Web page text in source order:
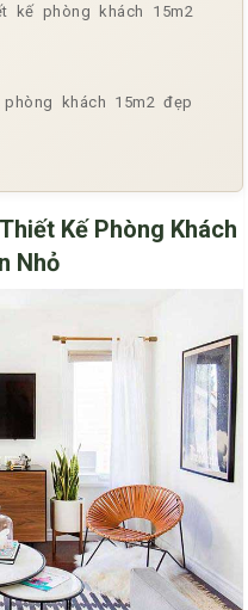
kế phòng khách 15m2
khách 15m2 đẹp
Kế Phòng Khách
Nhỏ